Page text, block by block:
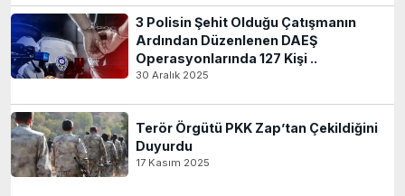
3 Polisin Şehit Olduğu Çatışmanın
Ardından Düzenlenen DAEŞ
Operasyonlarında 127 Kişi ..
30 Aralık 2025
Terör Örgütü PKK Zap’tan Çekildiğini
Duyurdu
17 Kasım 2025